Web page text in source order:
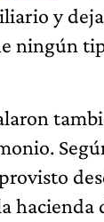
y
ningún
hacienda